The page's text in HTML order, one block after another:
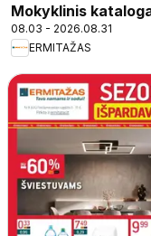
Mokyklinis
2026
08.03 - 2026.08.31
ERMITAŽAS